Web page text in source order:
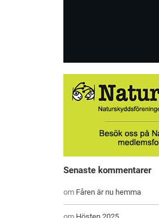
Senaste kommentarer
om Fåren är nu hemma